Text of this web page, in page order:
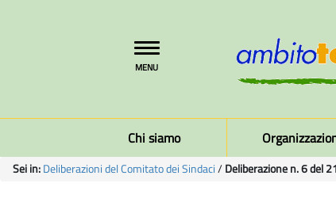
Toggle
navigation
MENU
Chi siamo
Sei in:Deliberazioni del Comitato dei Sindaci/Deliberazione n. 6 del